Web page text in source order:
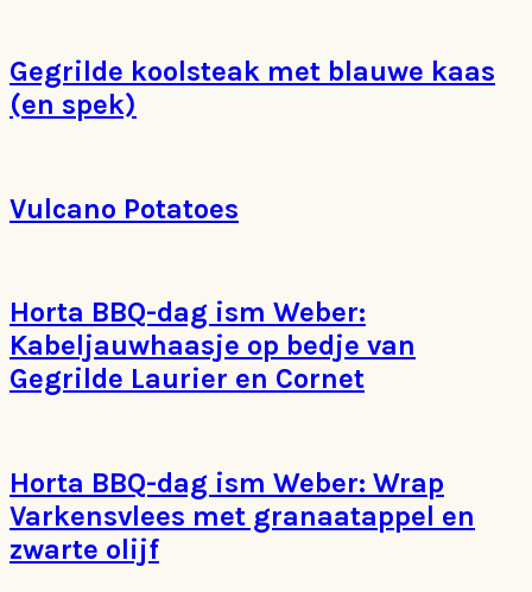
Gegrilde koolsteak met blauwe kaas
(en spek)
Vulcano Potatoes
Horta BBQ-dag ism Weber:
Kabeljauwhaasje op bedje van
Gegrilde Laurier en Cornet
Horta BBQ-dag ism Weber: Wrap
Varkensvlees met granaatappel en
zwarte olijf